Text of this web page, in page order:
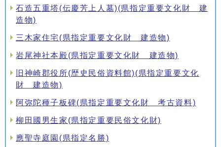
石造五重塔(伝慶芳上人墓)(県指定重要文化財 建
造物)
三木家住宅(県指定重要文化財 建造物)
岩尾神社本殿(県指定重要文化財 建造物)
旧神崎郡役所(歴史民俗資料館)(県指定重要文化
財 建造物)
阿弥陀種子板碑(県指定重要文化財 考古資料)
柳田國男生家(県指定重要民俗文化財)
應聖寺庭園(県指定名勝)